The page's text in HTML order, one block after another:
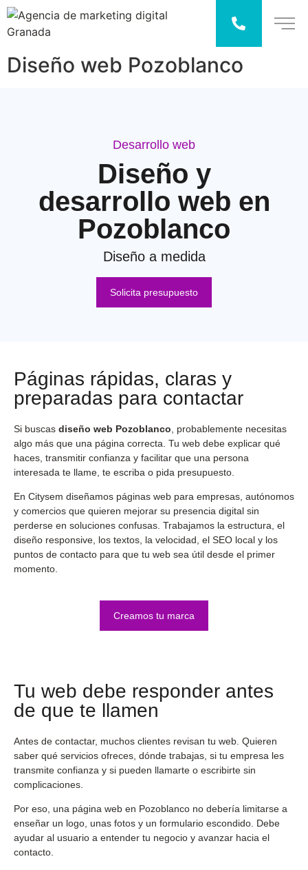
Diseño web Pozoblanco
Desarrollo web
Diseño y
desarrollo web en
Pozoblanco
Diseño a medida
Solicita presupuesto
Páginas rápidas, claras y
preparadas para contactar
Si buscas diseño web Pozoblanco , probablemente necesitas
algo más que una página correcta. Tu web debe explicar qué
haces, transmitir confianza y facilitar que una persona
interesada te llame, te escriba o pida presupuesto.
En Citysem diseñamos páginas web para empresas, autónomos
y comercios que quieren mejorar su presencia digital sin
perderse en soluciones confusas. Trabajamos la estructura, el
diseño responsive, los textos, la velocidad, el SEO local y los
puntos de contacto para que tu web sea útil desde el primer
momento.
Creamos tu marca
Tu web debe responder antes
de que te llamen
Antes de contactar, muchos clientes revisan tu web. Quieren
saber qué servicios ofreces, dónde trabajas, si tu empresa les
transmite confianza y si pueden llamarte o escribirte sin
complicaciones.
Por eso, una página web en Pozoblanco no debería limitarse a
enseñar un logo, unas fotos y un formulario escondido. Debe
ayudar al usuario a entender tu negocio y avanzar hacia el
contacto.